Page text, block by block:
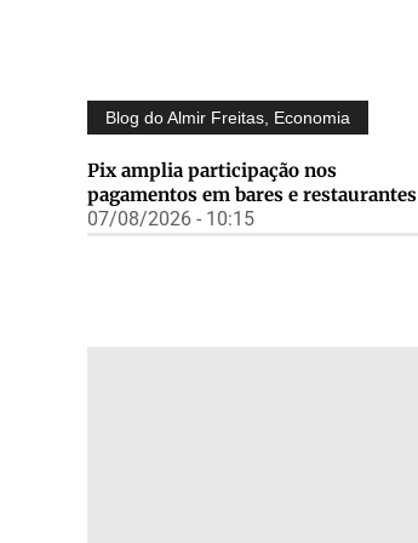
Blog do Almir Freitas Economia
Pix amplia participação nos
pagamentos em bares e restaurantes
07/08/2026 - 10:15